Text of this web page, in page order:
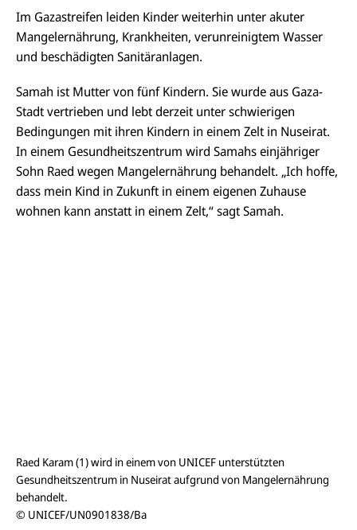
Im Gazastreifen leiden Kinder weiterhin unter akuter
Mangelernährung, Krankheiten, verunreinigtem Wasser
und beschädigten Sanitäranlagen.
Samah ist Mutter von fünf Kindern. Sie wurde aus Gaza-
Stadt vertrieben und lebt derzeit unter schwierigen
Bedingungen mit ihren Kindern in einem Zelt in Nuseirat.
In einem Gesundheitszentrum wird Samahs einjähriger
Sohn Raed wegen Mangelernährung behandelt. „Ich hoffe,
dass mein Kind in Zukunft in einem eigenen Zuhause
wohnen kann anstatt in einem Zelt,“ sagt Samah.
Raed Karam (1) wird in einem von UNICEF unterstützten
Gesundheitszentrum in Nuseirat aufgrund von Mangelernährung
behandelt.
© UNICEF/UN0901838/Ba